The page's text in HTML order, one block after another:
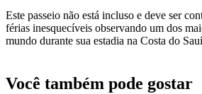
Este passeio não está incluso e deve ser
férias inesquecíveis observando um dos
mundo durante sua estadia na Costa do
Você também pode gostar